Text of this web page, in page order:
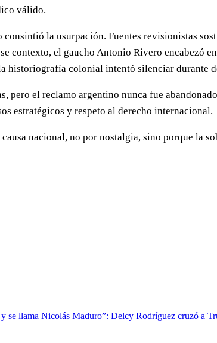
válido.
la usurpación. Fuentes revisionistas
contexto, el gaucho Antonio Rivero encabezó
historiografía colonial intentó silenciar durante
pero el reclamo argentino nunca fue
estratégicos y respeto al derecho internacional.
nacional, no por nostalgia, sino porque la
se llama Nicolás Maduro”: Delcy Rodríguez cruzó a